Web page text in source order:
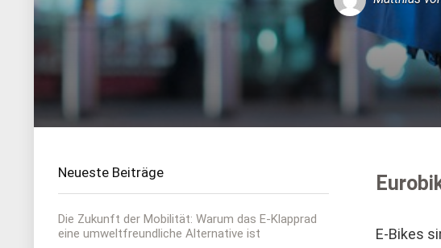
E-Bikes
Neueste Beiträge
Die Zukunft der Mobilität: Warum das E-Klapprad
eine umweltfreundliche Alternative ist